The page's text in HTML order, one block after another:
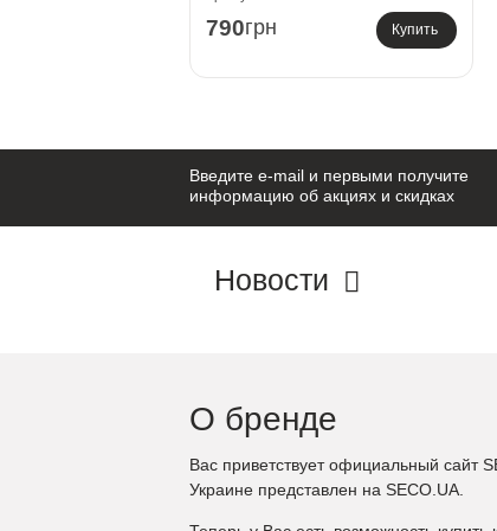
790грн Купить
Введите e-mail и первыми получите
информацию об акциях и скидках
Новости
О бренде
Вас приветствует официальный сайт
Украине представлен на SECO.UA.